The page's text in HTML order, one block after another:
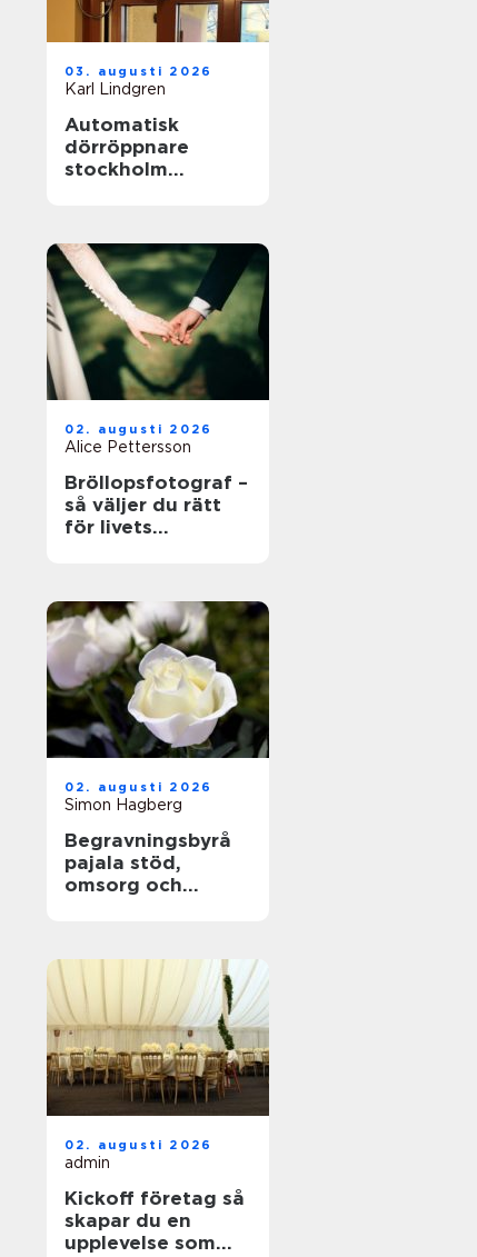
03. augusti 2026
Karl Lindgren
Automatisk
dörröppnare
stockholm
02. augusti 2026
Alice Pettersson
Bröllopsfotograf –
så väljer du rätt
för livets
02. augusti 2026
Simon Hagberg
Begravningsbyrå
pajala stöd,
omsorg och
02. augusti 2026
admin
Kickoff företag så
skapar du en
upplevelse som